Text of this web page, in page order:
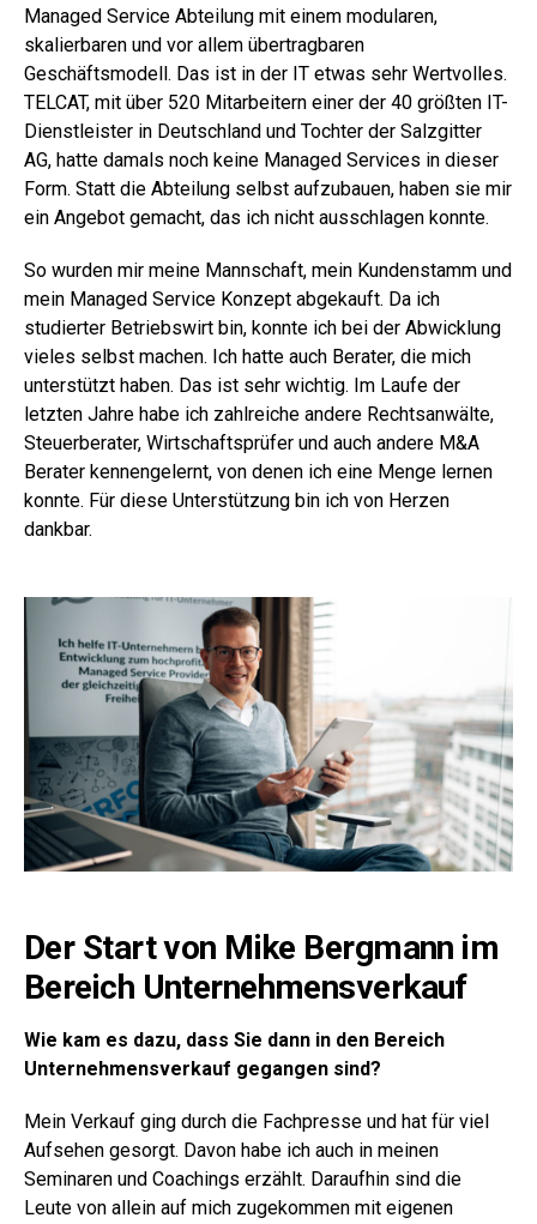
Managed Service Abteilung mit einem modularen,
skalierbaren und vor allem übertragbaren
Geschäftsmodell. Das ist in der IT etwas sehr Wertvolles.
TELCAT, mit über 520 Mitarbeitern einer der 40 größten IT-
Dienstleister in Deutschland und Tochter der Salzgitter
AG, hatte damals noch keine Managed Services in dieser
Form. Statt die Abteilung selbst aufzubauen, haben sie mir
ein Angebot gemacht, das ich nicht ausschlagen konnte.
So wurden mir meine Mannschaft, mein Kundenstamm und
mein Managed Service Konzept abgekauft. Da ich
studierter Betriebswirt bin, konnte ich bei der Abwicklung
vieles selbst machen. Ich hatte auch Berater, die mich
unterstützt haben. Das ist sehr wichtig. Im Laufe der
letzten Jahre habe ich zahlreiche andere Rechtsanwälte,
Steuerberater, Wirtschaftsprüfer und auch andere M&A
Berater kennengelernt, von denen ich eine Menge lernen
konnte. Für diese Unterstützung bin ich von Herzen
dankbar.
Der Start von Mike Bergmann im
Bereich Unternehmensverkauf
Wie kam es dazu, dass Sie dann in den Bereich
Unternehmensverkauf gegangen sind?
Mein Verkauf ging durch die Fachpresse und hat für viel
Aufsehen gesorgt. Davon habe ich auch in meinen
Seminaren und Coachings erzählt. Daraufhin sind die
Leute von allein auf mich zugekommen mit eigenen